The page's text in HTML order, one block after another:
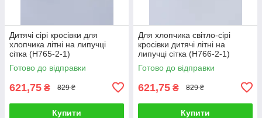
Дитячі сірі кросівки для
хлопчика літні на липучці
сітка (H765-2-1)
Готово до відправки
621,75 ₴ 829 ₴
Купити
Для хлопчика світло-сірі
кросівки дитячі літні на
липучці сітка (H766-2-1)
Готово до відправки
621,75 ₴ 829 ₴
Купити